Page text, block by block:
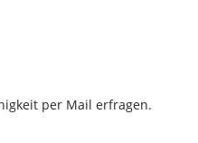
per Mail erfragen.